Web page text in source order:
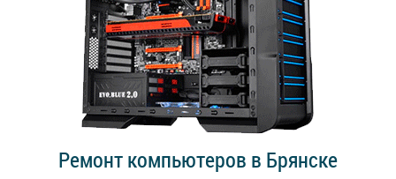
Ремонт компьютеров в Брянске